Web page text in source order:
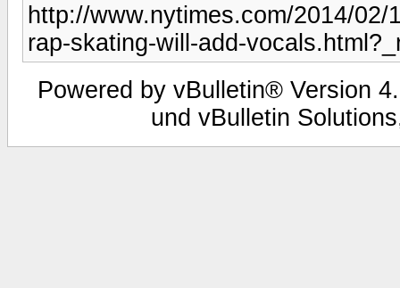
http://www.nytimes.com/2014/
rap-skating-will-add-
Powered by vBulletin® Version
und vBulletin